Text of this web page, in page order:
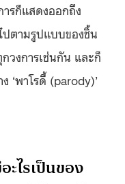
รก็แสดงออกถึง
ตามรูปแบบของชิ้น
วงการเช่นกัน และก็
‘พาโรดี้ (parody)’
ไรเป็นของ